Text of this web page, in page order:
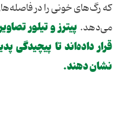
که رگ‌های خونی را در
می‌دهد.پیترز و تیلور
قرار داده‌اند تا پیچیدگی
نشان دهند.